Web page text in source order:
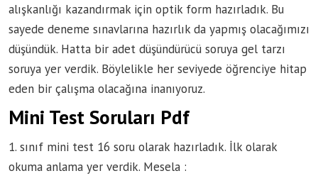
alışkanlığı kazandırmak için optik form hazırladık. Bu
sayede deneme sınavlarına hazırlık da yapmış olacağımızı
düşündük. Hatta bir adet düşündürücü soruya gel tarzı
soruya yer verdik. Böylelikle her seviyede öğrenciye hitap
eden bir çalışma olacağına inanıyoruz.
Mini Test Soruları Pdf
1. sınıf mini test 16 soru olarak hazırladık. İlk olarak
okuma anlama yer verdik. Mesela :